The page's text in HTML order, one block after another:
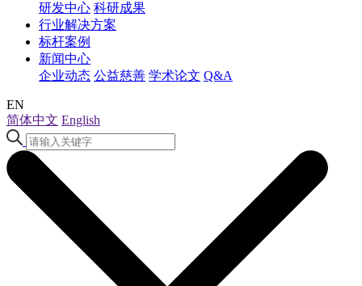
研发中心 科研成果
行业解决方案
标杆案例
新闻中心
企业动态 公益慈善 学术论文 Q&A
EN
简体中文 English